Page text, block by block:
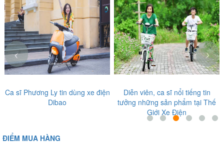
Ca sĩ Phương Ly tin dùng xe điện
Dibao
Diễn viên, ca sĩ nổi tiếng tin
tưởng những sản phẩm tại Thế
Giới Xe Điện
‹ ›
ĐIỂM MUA HÀNG